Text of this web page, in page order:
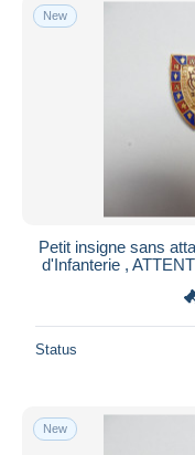
New
Petit insigne sans
d'Infanterie ,
Status
New